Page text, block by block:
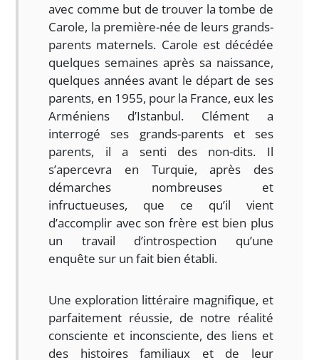
avec comme but de trouver la tombe de
Carole, la première-née de leurs grands-
parents maternels. Carole est décédée
quelques semaines après sa naissance,
quelques années avant le départ de ses
parents, en 1955, pour la France, eux les
Arméniens d’Istanbul. Clément a
interrogé ses grands-parents et ses
parents, il a senti des non-dits. Il
s’apercevra en Turquie, après des
démarches nombreuses et
infructueuses, que ce qu’il vient
d’accomplir avec son frère est bien plus
un travail d’introspection qu’une
enquête sur un fait bien établi.
Une exploration littéraire magnifique, et
parfaitement réussie, de notre réalité
consciente et inconsciente, des liens et
des histoires familiaux et de leur